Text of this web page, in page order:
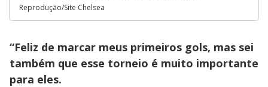
Reprodução/Site Chelsea
“Feliz de marcar meus primeiros gols, mas sei
também que esse torneio é muito importante
para eles.